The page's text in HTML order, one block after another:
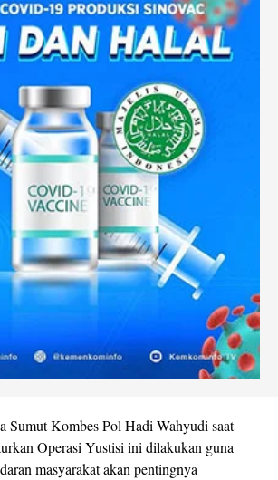
Sumut Kombes Pol Hadi Wahyudi saat
Operasi Yustisi ini dilakukan guna
masyarakat akan pentingnya